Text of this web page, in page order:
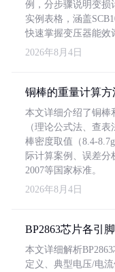
例，分步骤说明变损
实例表格，涵盖
快速掌握变压器能效
2026年8月4日
铜棒的重量计算方
本文详细介绍了铜棒
（理论公式法、查
棒密度取值（8.4-
际计算案例、误差分
2007等国家标准。
2026年8月4日
BP2863芯片各引
本文详细解析
定义、典型电压/电